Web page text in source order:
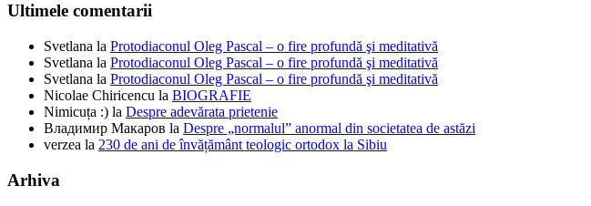
Ultimele comentarii
Svetlana la Protodiaconul Oleg Pascal – o fire profundă şi meditativă
Svetlana la Protodiaconul Oleg Pascal – o fire profundă şi meditativă
Svetlana la Protodiaconul Oleg Pascal – o fire profundă şi meditativă
Nicolae Chiricencu la BIOGRAFIE
Nimicuța :) la Despre adevărata prietenie
Владимир Макаров la Despre „normalul” anormal din societatea de astăzi
verzea la 230 de ani de învățământ teologic ortodox la Sibiu
Arhiva